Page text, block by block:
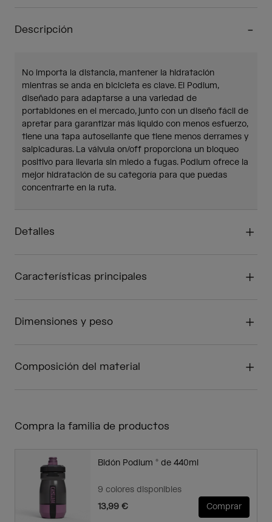
Descripción
No importa la distancia, mantener la hidratación
mientras se anda en bicicleta es clave. El Podium,
diseñado para adaptarse a una variedad de
portabidones en el mercado, junto con un diseño fácil de
apretar para garantizar más líquido con menos esfuerzo,
tiene una tapa autosellante que tiene menos derrames y
salpicaduras. La válvula on/off proporciona un bloqueo
positivo para llevarla sin miedo a fugas. Podium ofrece la
mejor hidratación de su categoría para que puedas
concentrarte en la ruta.
Detalles
Características principales
Dimensiones y peso
Composición del material
Compra la familia de productos
Bidón Podium ® de 440ml
9 colores disponibles
13,99 €
Comprar